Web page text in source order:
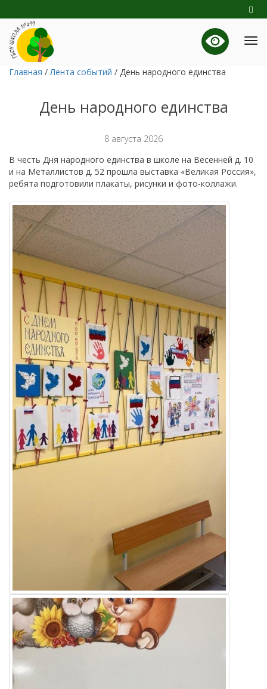
Главная /Лента событий / День народного единства
День народного единства
8 августа 2026
В честь Дня народного единства в школе на Весенней д. 10
и на Металлистов д. 52 прошла выставка «Великая Россия»,
ребята подготовили плакаты, рисунки и фото-коллажи.